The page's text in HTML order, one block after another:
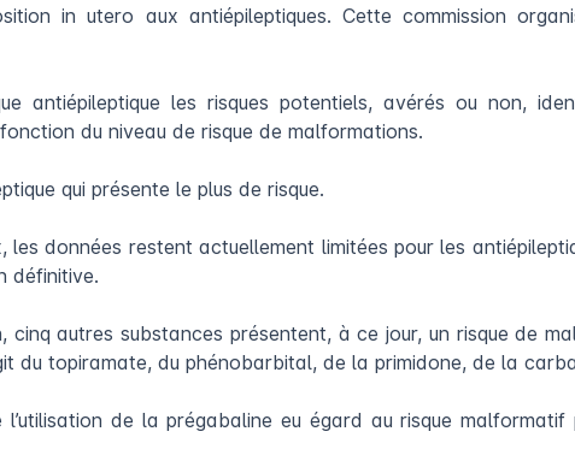
in utero aux antiépileptiques. Cette commission
antiépileptique les risques potentiels, avérés ou non,
du niveau de risque de malformations.
qui présente le plus de risque.
données restent actuellement limitées pour les
définitive.
autres substances présentent, à ce jour, un risque de
du topiramate, du phénobarbital, de la primidone, de la
de la prégabaline eu égard au risque